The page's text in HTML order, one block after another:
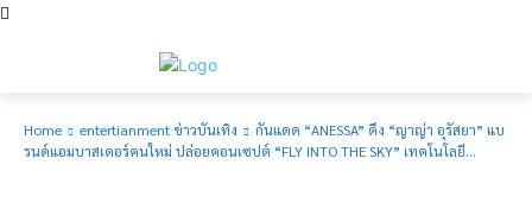
Home entertianment ข่าวบันเทิง
กันแดด “ANESSA” ดึง “ญาญ่า อุรัสยา” แบ
รนด์แอมบาสเดอร์คนใหม่ ปล่อยคอนเซปต์ “FLY INTO THE SKY” เทคโนโลยี...